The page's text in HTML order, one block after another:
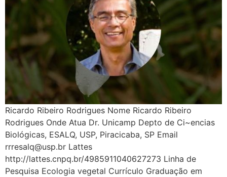
Ricardo Ribeiro Rodrigues Nome Ricardo Ribeiro
Rodrigues Onde Atua Dr. Unicamp Depto de Ci~encias
Biológicas, ESALQ, USP, Piracicaba, SP Email
rrresalq@usp.br Lattes
http://lattes.cnpq.br/4985911040627273 Linha de
Pesquisa Ecologia vegetal Currículo Graduação em